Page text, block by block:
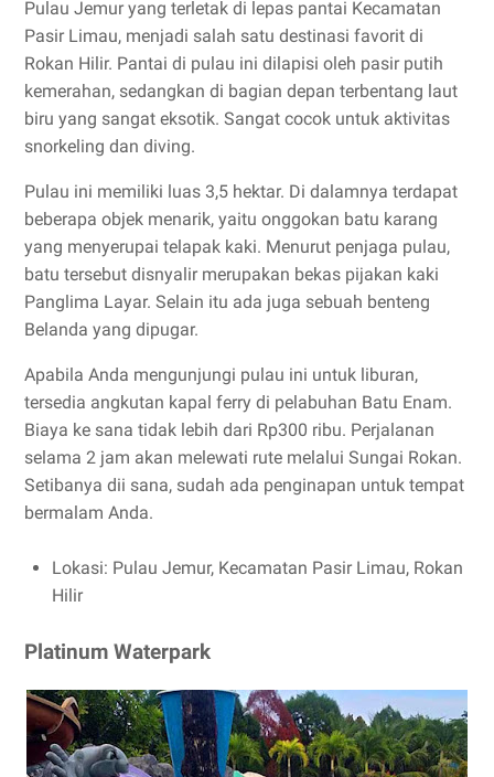
Pulau Jemur yang terletak di lepas pantai Kecamatan
Pasir Limau, menjadi salah satu destinasi favorit di
Rokan Hilir. Pantai di pulau ini dilapisi oleh pasir putih
kemerahan, sedangkan di bagian depan terbentang laut
biru yang sangat eksotik. Sangat cocok untuk aktivitas
snorkeling dan diving.
Pulau ini memiliki luas 3,5 hektar. Di dalamnya terdapat
beberapa objek menarik, yaitu onggokan batu karang
yang menyerupai telapak kaki. Menurut penjaga pulau,
batu tersebut disnyalir merupakan bekas pijakan kaki
Panglima Layar. Selain itu ada juga sebuah benteng
Belanda yang dipugar.
Apabila Anda mengunjungi pulau ini untuk liburan,
tersedia angkutan kapal ferry di pelabuhan Batu Enam.
Biaya ke sana tidak lebih dari Rp300 ribu. Perjalanan
selama 2 jam akan melewati rute melalui Sungai Rokan.
Setibanya dii sana, sudah ada penginapan untuk tempat
bermalam Anda.
Lokasi: Pulau Jemur, Kecamatan Pasir Limau, Rokan
Hilir
Platinum Waterpark